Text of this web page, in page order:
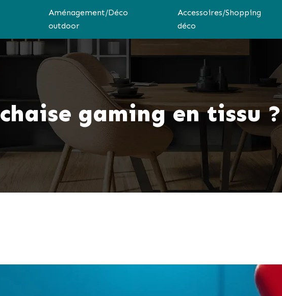
Aménagement/Déco
outdoor
Accessoires/Shopping
déco
gaming en tissu ?